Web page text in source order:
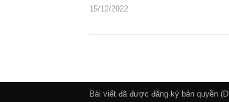
15/12/2022
Bài viết đã được đăng ký bản quyền